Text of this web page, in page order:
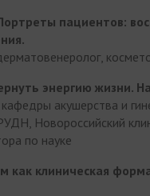
пациентов:
энергию жизни.
акушерства и
Новороссийский
по науке
как клиническая